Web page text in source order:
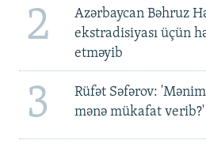
2
Azərbaycan Bəhruz
ekstradisiyası üçün
etməyib
3
Rüfət Səfərov:
mənə mükafat verib?'